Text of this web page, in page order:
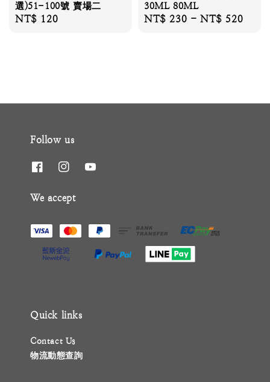
選)51-100號 賣場二
Regular
NT$ 120
30ML 80ML
Regular
NT$ 230 -NT$ 520
Follow us
We accept
Quick links
Contact Us
物流動態查詢